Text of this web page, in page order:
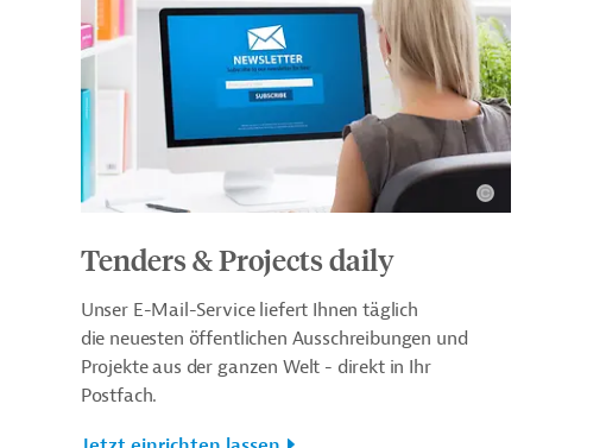
Tenders & Projects daily
Unser E-Mail-Service liefert Ihnen täglich
die neuesten öffentlichen Ausschreibungen und
Projekte aus der ganzen Welt - direkt in Ihr
Postfach.